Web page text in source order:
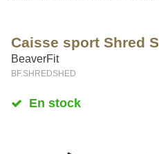
Caisse sport Shred
BeaverFit
BF.SHREDSHED
En stock